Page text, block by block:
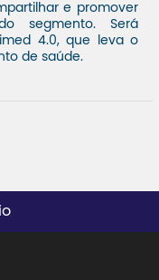
e promover
segmento. Será
4.0, que leva o
de saúde.